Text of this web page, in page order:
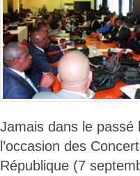
Jamais dans le passé
l’occasion des
République (7